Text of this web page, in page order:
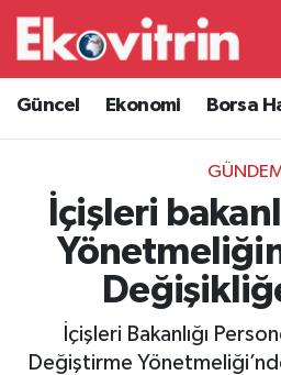
Güncel Ekonomi Borsa
İçişleri
İçişleri Bakanlığı
Değiştirme
Güncel
Ekonomi
Borsa Haberleri
İş Dünyası
Lojistik
Otovitrin
Hava Durumu
Trafik Durumu
Süper Lig Puan Durumu
Tüm Manşetler
Son Dakika Haberleri
Haber Arşivi